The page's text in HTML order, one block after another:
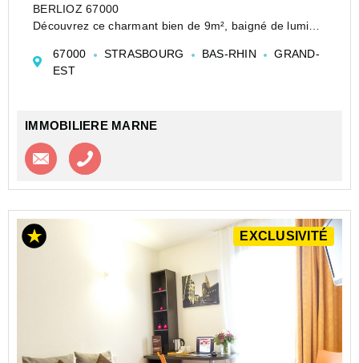
BERLIOZ 67000
Découvrez ce charmant bien de 9m², baigné de lumière
un cadre de vie dynamique, cet espace cosy et
fonctionnel est idéal pour les jeunes ...
67000 STRASBOURG BAS-RHIN
GRAND-
EST
IMMOBILIERE MARNE
Contacter l'agence
EXCLUSIVITÉ